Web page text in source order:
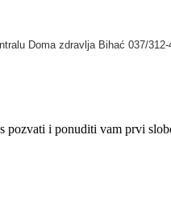
Doma zdravlja Bihać 037/
i ponuditi vam prvi